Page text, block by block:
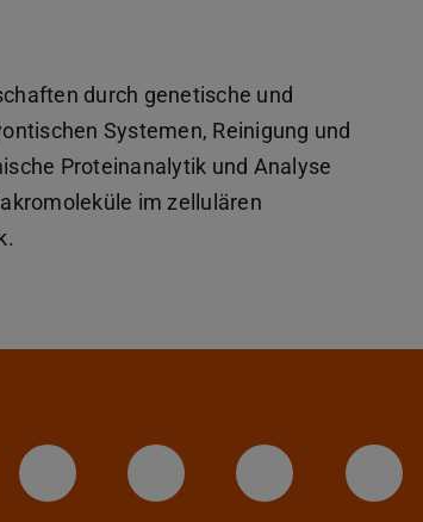
durch genetische und
Systemen, Reinigung und
Proteinanalytik und Analyse
im zellulären
Seite der TU Darmstadt
Instagram-Kanal der TU
Bluesky-Kanal der